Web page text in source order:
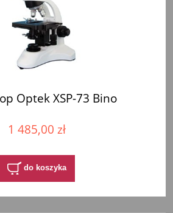
Optek XSP-73 Bino
1 485,00 zł
do koszyka